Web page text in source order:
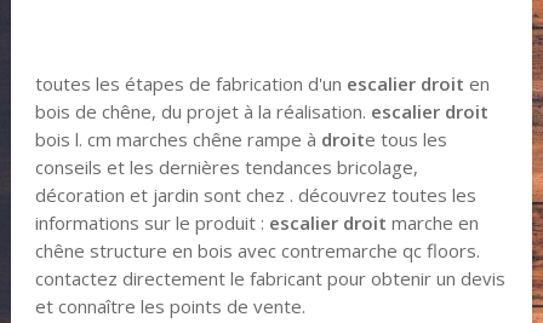
toutes les étapes de fabrication d'un escalier droit en
bois de chêne, du projet à la réalisation. escalier droit
bois l. cm marches chêne rampe à droite tous les
conseils et les dernières tendances bricolage,
décoration et jardin sont chez . découvrez toutes les
informations sur le produit : escalier droit marche en
chêne structure en bois avec contremarche qc floors.
contactez directement le fabricant pour obtenir un devis
et connaître les points de vente.